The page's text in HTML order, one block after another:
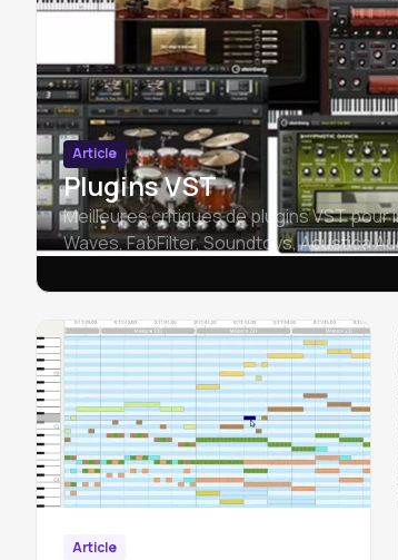
Article
Plugins VST
Meilleures critiques de plugins VST
Waves, FabFilter, Soundtoys, Acustica
Article